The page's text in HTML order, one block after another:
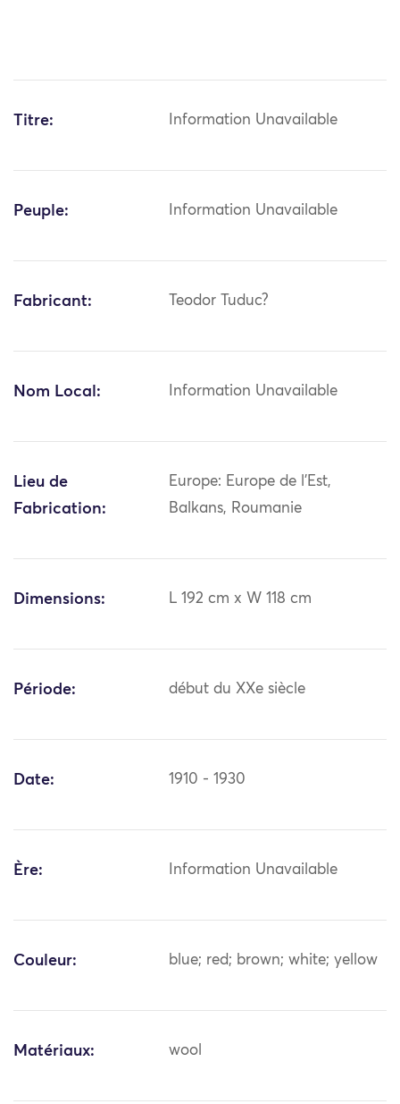
Titre: Information Unavailable
Peuple: Information Unavailable
Fabricant: Teodor Tuduc?
Nom Local: Information Unavailable
Lieu de
Fabrication:
Europe: Europe de l'Est,
Balkans, Roumanie
Dimensions: L 192 cm x W 118 cm
Période: début du XXe siècle
Date: 1910 - 1930
Ère: Information Unavailable
Couleur: blue; red; brown; white; yellow
Matériaux: wool